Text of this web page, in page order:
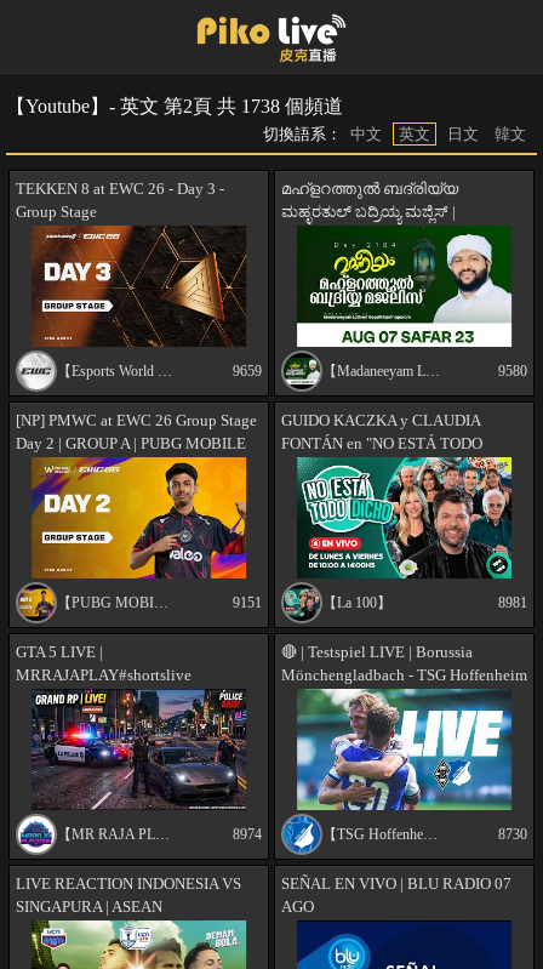
【Youtube】- 英文 第2頁 共 1738 個頻道
切換語系： 中文 英文 日文 韓文
TEKKEN 8 at EWC 26 - Day 3 -
Group Stage
【Esports World Cup】 9659
മഹ്ളറത്തുൽ ബദ്‌രിയ്യ
ಮಹ್ಳರತುಲ್ ಬದ್ರಿಯ್ಯ ಮಜ್ಲಿಸ್ |
Madaneeyam - 2185 | Latheef Saqafi
Kanthapuram
【Madaneeyam Latheef Saqafi Kanthapuram】 9580
[NP] PMWC at EWC 26 Group Stage
Day 2 | GROUP A | PUBG MOBILE
WORLD CUP at 2026 ESPORTS
WORLD CUP
【PUBG MOBILE Esports South Asia 】 9151
GUIDO KACZKA y CLAUDIA
FONTÁN en "NO ESTÁ TODO
DICHO" | EN VIVO | LA 100
【La 100】 8981
GTA 5 LIVE |
MRRAJAPLAY#shortslive
#shortsfeed #gta5 #gtaonline
【MR RAJA PLAYZONE】 8974
🔴 | Testspiel LIVE | Borussia
Mönchengladbach - TSG Hoffenheim
【TSG Hoffenheim】 8730
LIVE REACTION INDONESIA VS
SINGAPURA | ASEAN
CHAMPIONSHIP HYUNDAI CUP
2026
SEÑAL EN VIVO | BLU RADIO 07
AGO